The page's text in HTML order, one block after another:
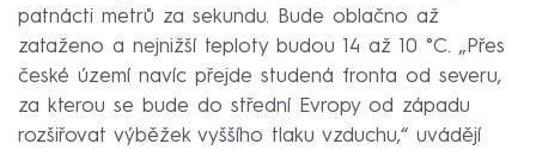
patnácti metrů za sekundu. Bude oblačno až
zataženo a nejnižší teploty budou 14 až 10 °C. „Přes
české území navíc přejde studená fronta od severu,
za kterou se bude do střední Evropy od západu
rozšiřovat výběžek vyššího tlaku vzduchu,“ uvádějí